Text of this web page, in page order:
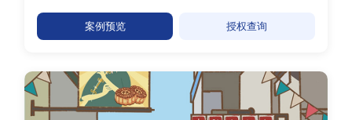
案例预览 授权查询